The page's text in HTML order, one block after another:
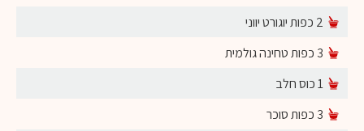
2 כפות יוגורט יווני
3 כפות טחינה גולמית
1 כוס חלב
3 כפות סוכר